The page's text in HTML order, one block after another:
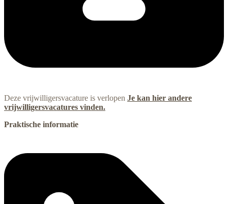
Deze vrijwilligersvacature is verlopen Je kan hier andere
vrijwilligersvacatures vinden.
Praktische informatie